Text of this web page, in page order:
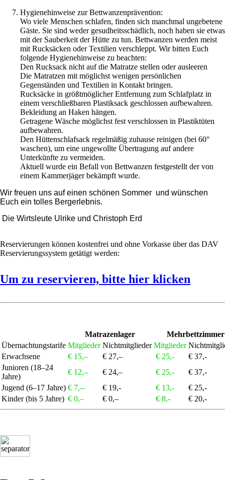
Hygienehinweise zur Bettwanzenprävention:
Wo viele Menschen schlafen, finden sich manchmal ungebetene
Gäste. Sie sind weder gesudheitsschädlich, noch haben sie etwas
mit der Sauberkeit der Hütte zu tun. Bettwanzen werden meist
mit Rucksäcken oder Textilien verschleppt. Wir bitten Euch
folgende Hygienehinweise zu beachten:
Den Rucksack nicht auf die Matratze stellen oder ausleeren
Die Matratzen mit möglichst wenigen persönlichen
Gegenständen und Textilien in Kontakt bringen.
Rucksäcke in größtmöglicher Entfernung zum Schlafplatz in
einem verschließbaren Plastiksack geschlossen aufbewahren.
Bekleidung an Haken hängen.
Getragene Wäsche möglichst fest verschlossen in Plastiktüten
aufbewahren.
Den Hüttenschlafsack regelmäßig zuhause reinigen (bei 60°
waschen), um eine ungewollte Übertragung auf andere
Unterkünfte zu vermeiden.
Aktuell wurde ein Befall von Bettwanzen festgestellt der von
einem Kammerjäger bekämpft wurde.
Wir freuen uns auf einen schönen Sommer und wünschen
Euch ein tolles Bergerlebnis.
Die Wirtsleute Ulrike und Christoph Erd
Reservierungen können kostenfrei und ohne Vorkasse über das DAV
Reservierungssystem getätigt werden:
Um zu reservieren, bitte hier klicken
Matrazenlager
Mehrbettzimmer
Übernachtungstarife Mitglieder Nichtmitglieder Mitglieder
Erwachsene
€ 15,– € 27,– € 25,-
€ 37,-
Junioren (18–24
Jahre)
€ 12,– € 24,– € 25,-
€ 37,-
Jugend (6–17 Jahre) € 7,-- € 19,- € 13,-
€ 25,-
Kinder (bis 5 Jahre) € 0,– € 0,– € 8,- € 20,-